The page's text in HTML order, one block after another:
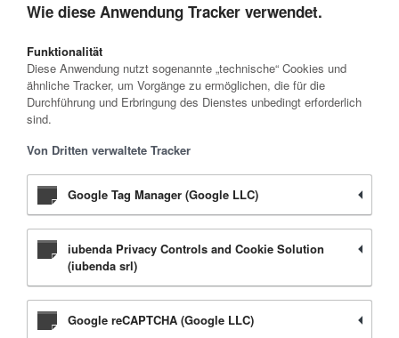
Wie diese Anwendung Tracker verwendet.
Funktionalität
Diese Anwendung nutzt sogenannte „technische“ Cookies und
ähnliche Tracker, um Vorgänge zu ermöglichen, die für die
Durchführung und Erbringung des Dienstes unbedingt erforderlich
sind.
Von Dritten verwaltete Tracker
Google Tag Manager (Google LLC)
iubenda Privacy Controls and Cookie Solution
(iubenda srl)
Google reCAPTCHA (Google LLC)